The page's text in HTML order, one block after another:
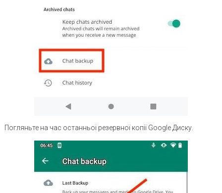
Погляньте на час останньої резервної копії Google Диску.